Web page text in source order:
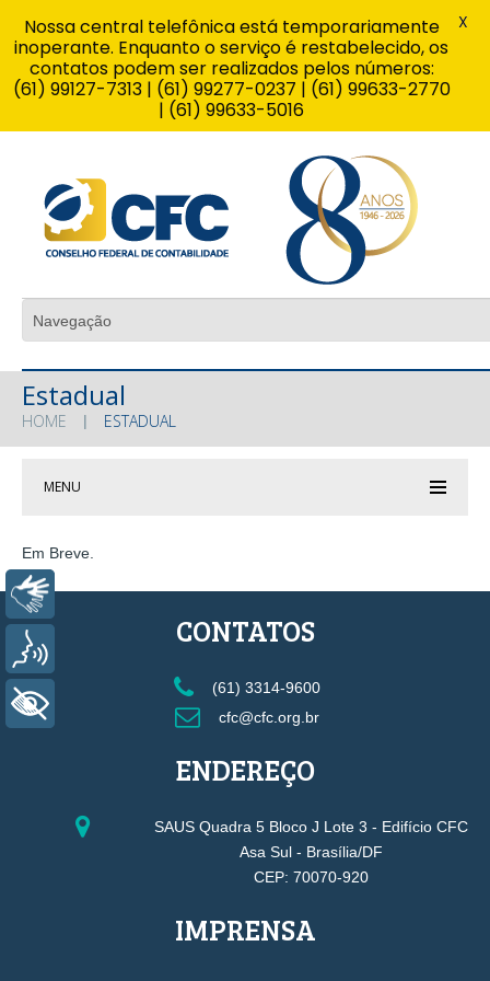
Estadual
HOME ESTADUAL
MENU
Em Breve.
CONTATOS
(61) 3314-9600
cfc@cfc.org.br
ENDEREÇO
SAUS Quadra 5 Bloco J Lote 3 - Edifício CFC
Asa Sul - Brasília/DF
CEP: 70070-920
IMPRENSA
Nossa central telefônica está temporariamente
inoperante. Enquanto o serviço é restabelecido, os
contatos podem ser realizados pelos números:
(61) 99127-7313 | (61) 99277-0237 | (61) 99633-2770
| (61) 99633-5016
X
Libras
+ Acessibilidade